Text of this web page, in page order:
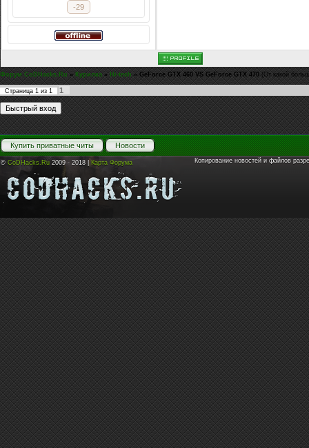
-29
Форум CoDHacks.Ru » Курилка » Hi-tech » GeForce GTX 460 VS GeForce GTX 470 (От какой
Страница 1 из 1 1
Купить приватные читы Новости
© CoDHacks.Ru 2009 - 2018 | Карта Форума Копирование новостей и файлов